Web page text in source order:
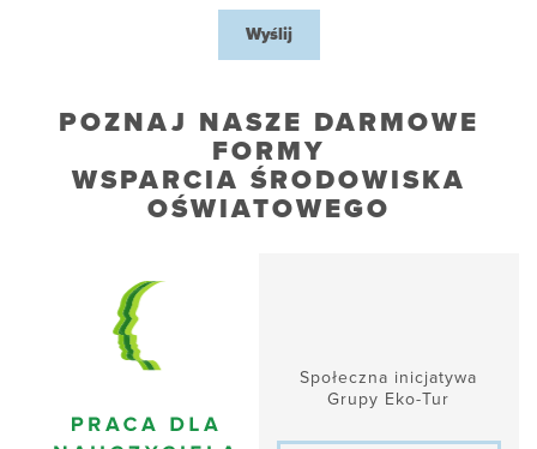
Wyślij
POZNAJ NASZE DARMOWE
FORMY
WSPARCIA ŚRODOWISKA
OŚWIATOWEGO
Społeczna inicjatywa
Grupy Eko-Tur